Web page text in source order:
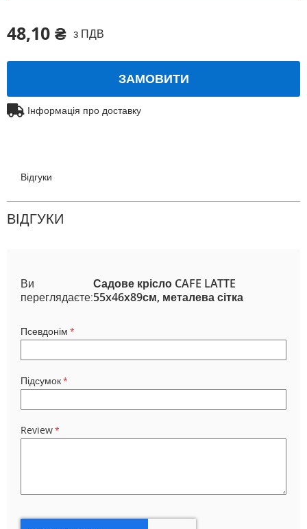
48,10 ₴ з ПДВ
ЗАМОВИТИ
Інформація про доставку
Відгуки
ВІДГУКИ
Ви
переглядаєте:
Садове крісло CAFE LATTE
55x46x89см, металева сітка
Псевдонім
Підсумок
Review